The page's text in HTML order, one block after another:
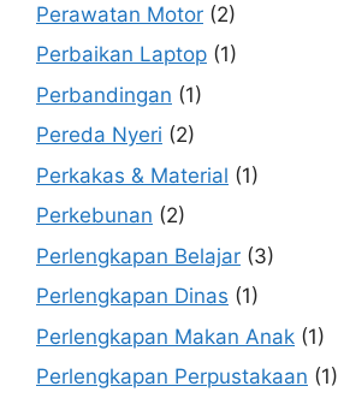
Perawatan Motor (2)
Perbaikan Laptop (1)
Perbandingan (1)
Pereda Nyeri (2)
Perkakas & Material (1)
Perkebunan (2)
Perlengkapan Belajar (3)
Perlengkapan Dinas (1)
Perlengkapan Makan Anak (1)
Perlengkapan Perpustakaan (1)